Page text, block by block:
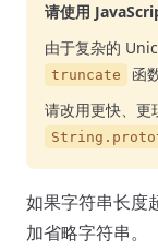
请使用
由于复杂的
truncate
函
请改用更快、更
如果字符串长度
加省略字符串。